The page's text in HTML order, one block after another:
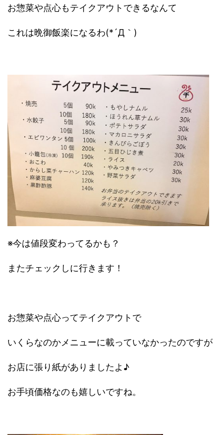
お惣菜や点心もテイクアウトできるなんて
これは晩御飯楽になるわ(*´Д｀)
※今は値段変わってるかも？
またチェックしに行きます！
お惣菜や点心ってテイクアウトで
いくらなのかメニューに載っていなかったのですが
お店に張り紙がありましたよ♪
お手頃価格なのも嬉しいですね。